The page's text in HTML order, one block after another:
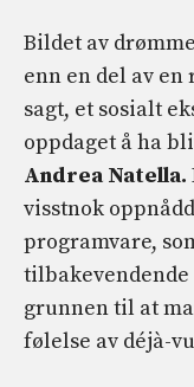
Bildet av
enn en del av
sagt, et sosialt
oppdaget å ha
Andrea Natella.
visstnok
programvare,
grunnen til at
følelse av déjà-